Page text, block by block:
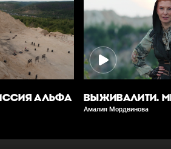
АЛЬФА ВЫЖИВАЛИТИ.
Амалия Мордвинова